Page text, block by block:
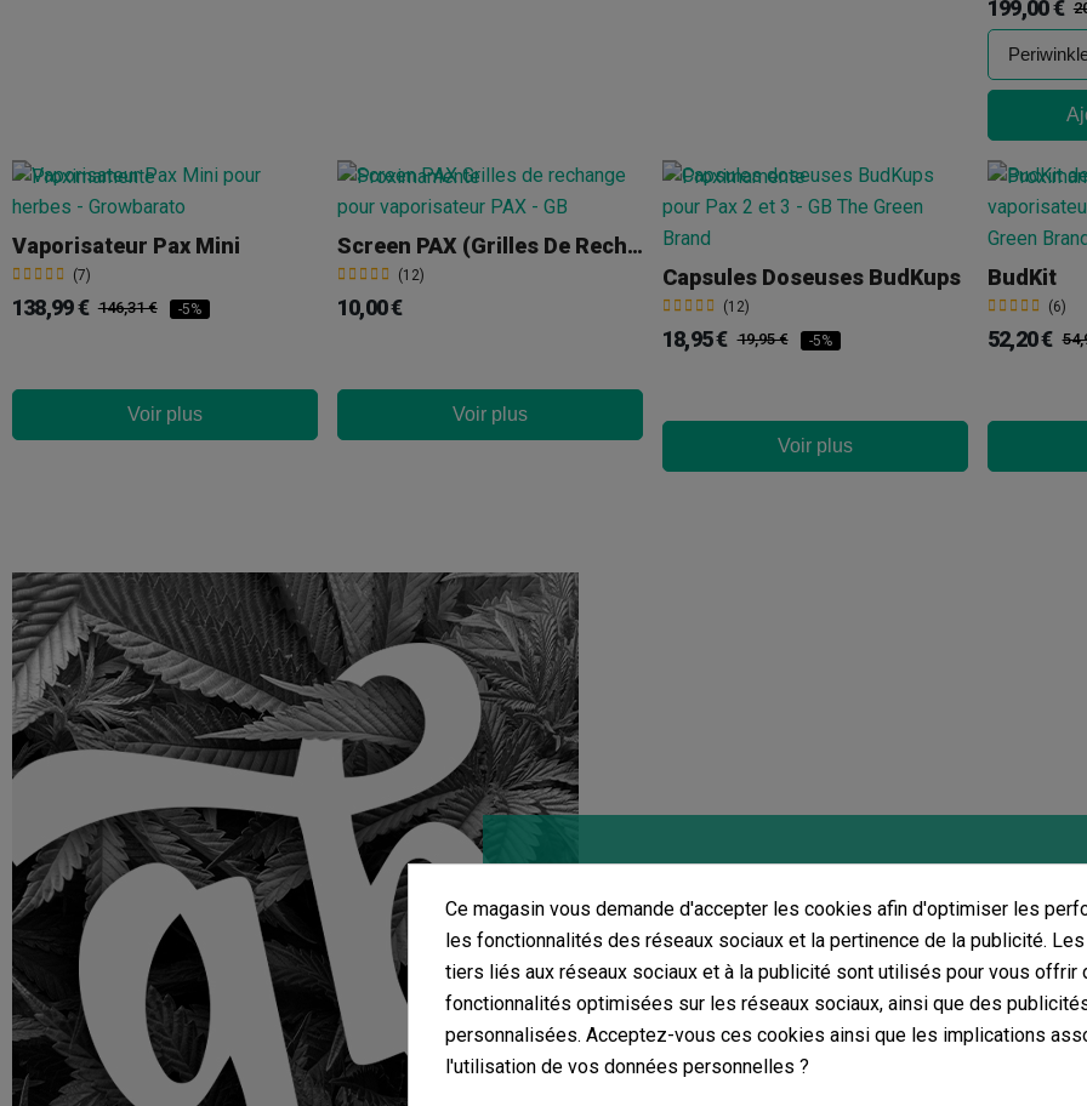
199,00 €
Vaporisateur Pax Mini
(7)
138,99 € 146,31 € -5%
Voir plus
Screen PAX (grilles De Rechange)
(12)
10,00 €
Voir plus
Capsules Doseuses BudKups
(12)
18,95 € 19,95 € -5%
Voir plus
BudKit
(6)
52,20 €
Vaporisateurs
Lamarque de vaporisateurs PAX LABS a construit
parl'excellence, le sérieux ainsi que l’élégancede
même que la conviction que cette plante améliore la
manière de consommer les fleurs en vue de
Ce magasin vous demande d'accepter les cookies afin d'optimiser les
les fonctionnalités des réseaux sociaux et la pertinence de la publicité.
tiers liés aux réseaux sociaux et à la publicité sont utilisés pour vous offrir
fonctionnalités optimisées sur les réseaux sociaux, ainsi que des
personnalisées. Acceptez-vous ces cookies ainsi que les implications
l'utilisation de vos données personnelles ?